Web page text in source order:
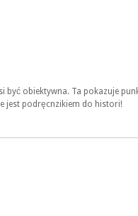
być obiektywna. Ta pokazuje
jest podręcnzikiem do histori!